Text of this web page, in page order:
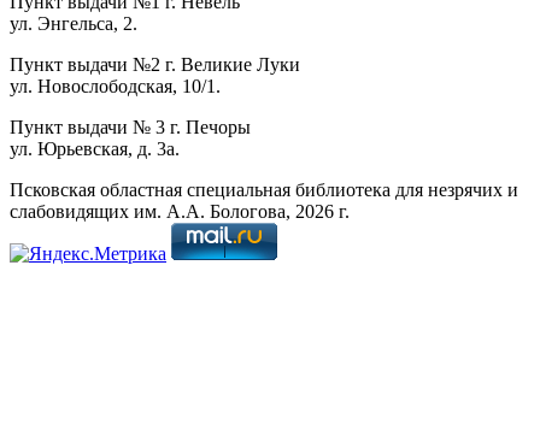
ул. Энгельса, 2.
Пункт выдачи №2 г. Великие Луки
ул. Новослободская, 10/1.
Пункт выдачи № 3 г. Печоры
ул. Юрьевская, д. 3а.
Псковская областная специальная библиотека для незрячих и
слабовидящих им. А.А. Бологова, 2026 г.